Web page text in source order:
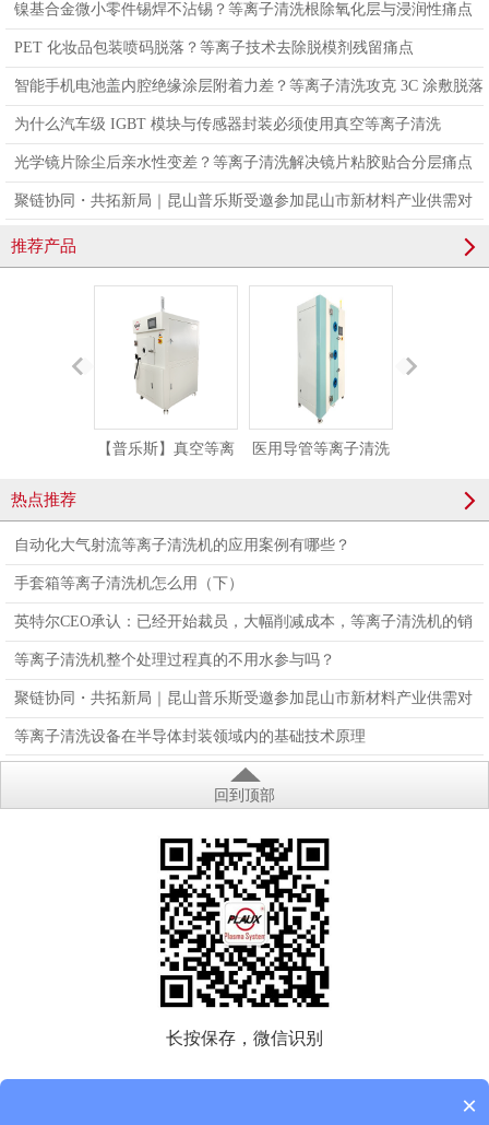
镍基合金微小零件锡焊不沾锡？等离子清洗根除氧化层与浸润性痛点
PET 化妆品包装喷码脱落？等离子技术去除脱模剂残留痛点
智能手机电池盖内腔绝缘涂层附着力差？等离子清洗攻克 3C 涂敷脱落
痛点
为什么汽车级 IGBT 模块与传感器封装必须使用真空等离子清洗
光学镜片除尘后亲水性变差？等离子清洗解决镜片粘胶贴合分层痛点
聚链协同・共拓新局｜昆山普乐斯受邀参加昆山市新材料产业供需对
接会，亮相国际橡塑展
推荐产品
【普乐斯】真空等离
PM/R-80LN
医用导管等离子清洗
喷等离子
热点推荐
自动化大气射流等离子清洗机的应用案例有哪些？
手套箱等离子清洗机怎么用（下）
英特尔CEO承认：已经开始裁员，大幅削减成本，等离子清洗机的销
量会大降吗？
等离子清洗机整个处理过程真的不用水参与吗？
聚链协同・共拓新局｜昆山普乐斯受邀参加昆山市新材料产业供需对
接会，亮相国际橡塑展
等离子清洗设备在半导体封装领域内的基础技术原理
回到顶部
长按保存，微信识别
×